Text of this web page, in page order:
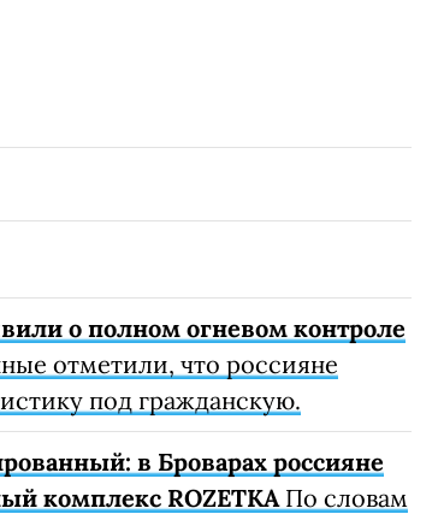
о полном огневом контроле
отметили, что россияне
под гражданскую.
в Броварах россияне
комплекс ROZETKAПо словам